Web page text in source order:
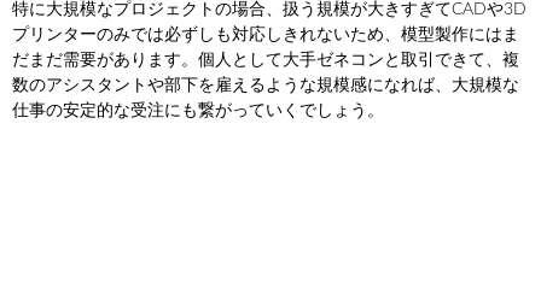
特に大規模なプロジェクトの場合、扱う規模が大きすぎてCADや3D
プリンターのみでは必ずしも対応しきれないため、模型製作にはま
だまだ需要があります。個人として大手ゼネコンと取引できて、複
数のアシスタントや部下を雇えるような規模感になれば、大規模な
仕事の安定的な受注にも繋がっていくでしょう。